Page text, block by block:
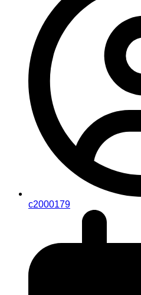
c2000179